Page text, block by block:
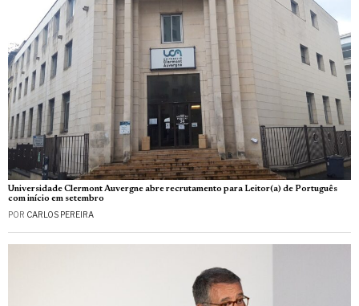
Universidade Clermont Auvergne abre recrutamento para Leitor(a) de Português
com início em setembro
POR CARLOS PEREIRA